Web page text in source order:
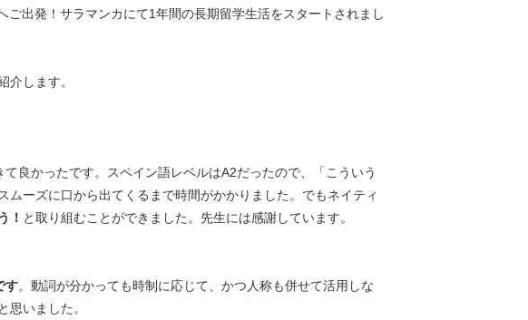
ご出発！サラマンカにて1年間の長期留学生活をスタートされまし
します。
良かったです。スペイン語レベルはA2だったので、「こういう
ーズに口から出てくるまで時間がかかりました。でもネイティ
！ と取り組むことができました。先生には感謝しています。
す。動詞が分かっても時制に応じて、かつ人称も併せて活用しな
いました。